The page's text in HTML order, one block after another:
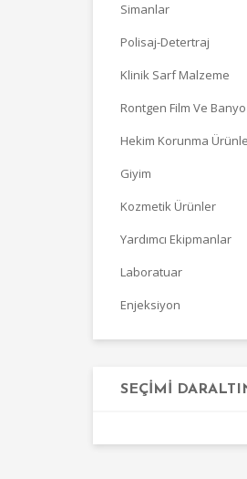
Simanlar
Polisaj-Detertraj
Klinik Sarf Malzeme
Rontgen Film Ve Banyo
Hekim Korunma
Giyim
Kozmetik Ürünler
Yardımcı Ekipmanlar
Laboratuar
Enjeksiyon
SEÇIMI